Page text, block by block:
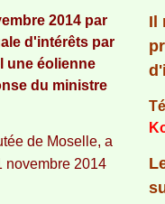
2014 par
d'intérêts par
une éolienne
du ministre
de Moselle, a
novembre 2014
Il